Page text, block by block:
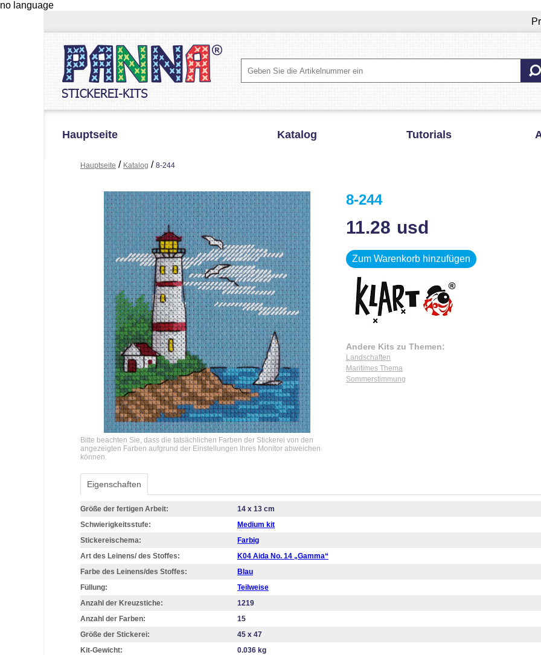
no language
Hauptseite Katalog Tutorials
Hauptseite / Katalog / 8-244
Bitte beachten Sie, dass die tatsächlichen Farben der Stickerei von den
angezeigten Farben aufgrund der Einstellungen Ihres Monitor abweichen
können.
8-244
11.28 usd
Zum Warenkorb hinzufügen
Andere Kits zu Themen:
Landschaften
Maritimes Thema
Sommerstimmung
Eigenschaften
Größe der fertigen Arbeit:
14 x 13 cm
Schwierigkeitsstufe:
Medium kit
Stickereischema:
Farbig
Art des Leinens/ des Stoffes:
K04 Aida No. 14 „Gamma“
Farbe des Leinens/des Stoffes:
Blau
Füllung:
Teilweise
Anzahl der Kreuzstiche:
1219
Anzahl der Farben:
15
Größe der Stickerei:
45 х 47
Kit-Gewicht:
0.036 kg